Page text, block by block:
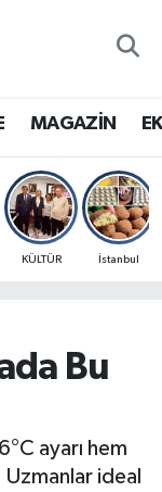
MAGAZİN
KÜLTÜR İstanbul
Bu
ayarı hem
ideal